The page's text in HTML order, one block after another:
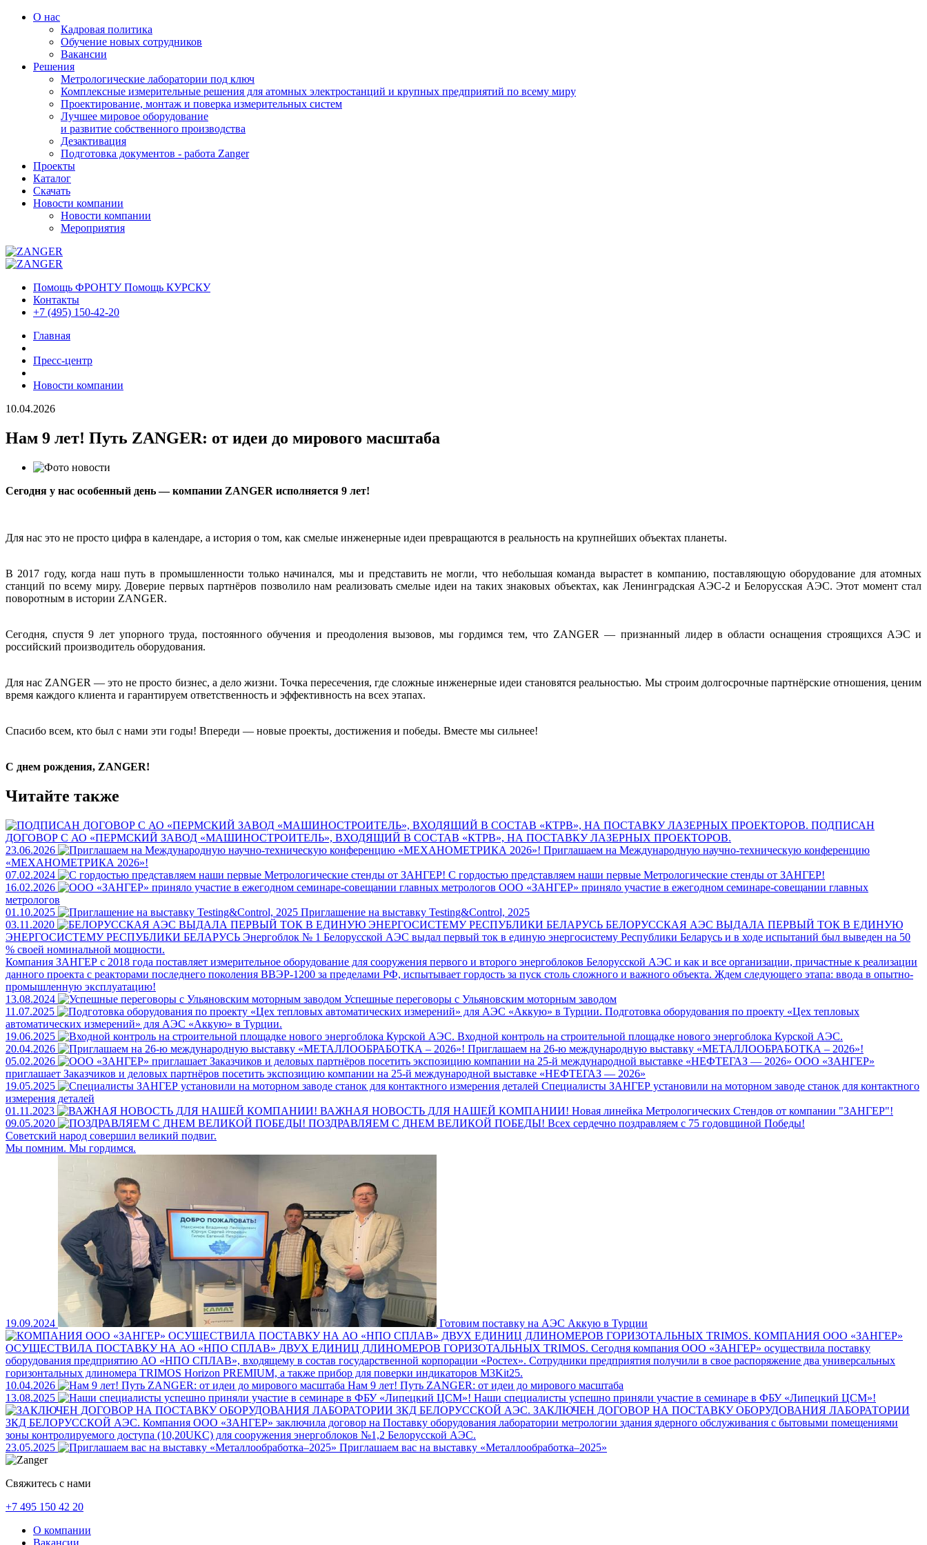
О нас
Кадровая политика
Обучение новых сотрудников
Вакансии
Решения
Метрологические лаборатории под ключ
Комплексные измерительные решения для атомных электростанций и крупных предприятий по всему миру
Проектирование, монтаж и поверка измерительных систем
Лучшее мировое оборудование
и развитие собственного производства
Дезактивация
Подготовка документов - работа Zanger
Проекты
Каталог
Скачать
Новости компании
Новости компании
Мероприятия
Помощь ФРОНТУ Помощь КУРСКУ
Контакты
+7 (495) 150-42-20
Главная
Пресс-центр
Новости компании
10.04.2026
Нам 9 лет! Путь ZANGER: от идеи до мирового масштаба
Сегодня у нас особенный день — компании ZANGER исполняется 9 лет!
Для нас это не просто цифра в календаре, а история о том, как смелые инженерные идеи превращаются в реальность на крупнейших объектах планеты.
В 2017 году, когда наш путь в промышленности только начинался, мы и представить не могли, что небольшая команда вырастет в компанию, поставляющую оборудование для атомных
станций по всему миру. Доверие первых партнёров позволило нам реализовать смелые идеи на таких знаковых объектах, как Ленинградская АЭС-2 и Белорусская АЭС. Этот момент стал
поворотным в истории ZANGER.
Сегодня, спустя 9 лет упорного труда, постоянного обучения и преодоления вызовов, мы гордимся тем, что ZANGER — признанный лидер в области оснащения строящихся АЭС и
российский производитель оборудования.
Для нас ZANGER — это не просто бизнес, а дело жизни. Точка пересечения, где сложные инженерные идеи становятся реальностью. Мы строим долгосрочные партнёрские отношения, ценим
время каждого клиента и гарантируем ответственность и эффективность на всех этапах.
Спасибо всем, кто был с нами эти годы! Впереди — новые проекты, достижения и победы. Вместе мы сильнее!
С днем рождения, ZANGER!
Читайте также
ПОДПИСАН
ДОГОВОР С АО «ПЕРМСКИЙ ЗАВОД «МАШИНОСТРОИТЕЛЬ», ВХОДЯЩИЙ В СОСТАВ «КТРВ», НА ПОСТАВКУ ЛАЗЕРНЫХ ПРОЕКТОРОВ.
23.06.2026
Приглашаем на Международную научно‑техническую конференцию
«МЕХАНОМЕТРИКА 2026»!
07.02.2024
С гордостью представляем наши первые Метрологические стенды от ЗАНГЕР!
16.02.2026
ООО «ЗАНГЕР» приняло участие в ежегодном семинаре‑совещании главных
метрологов
01.10.2025
Приглашение на выставку Testing&Control, 2025
03.11.2020
БЕЛОРУССКАЯ АЭС ВЫДАЛА ПЕРВЫЙ ТОК В ЕДИНУЮ
ЭНЕРГОСИСТЕМУ РЕСПУБЛИКИ БЕЛАРУСЬ Энергоблок № 1 Белорусской АЭС выдал первый ток в единую энергосистему Республики Беларусь и в ходе испытаний был выведен на 50
% своей номинальной мощности.
Компания ЗАНГЕР с 2018 года поставляет измерительное оборудование для сооружения первого и второго энергоблоков Белорусской АЭС и как и все организации, причастные к реализации
данного проекта с реакторами последнего поколения ВВЭР-1200 за пределами РФ, испытывает гордость за пуск столь сложного и важного объекта. Ждем следующего этапа: ввода в опытно-
промышленную эксплуатацию!
13.08.2024
Успешные переговоры с Ульяновским моторным заводом
11.07.2025
Подготовка оборудования по проекту «Цех тепловых
автоматических измерений» для АЭС «Аккую» в Турции.
19.06.2025
Входной контроль на строительной площадке нового энергоблока Курской АЭС.
20.04.2026
Приглашаем на 26-ю международную выставку «МЕТАЛЛООБРАБОТКА – 2026»!
05.02.2026
ООО «ЗАНГЕР»
приглашает Заказчиков и деловых партнёров посетить экспозицию компании на 25-й международной выставке «НЕФТЕГАЗ — 2026»
19.05.2025
Специалисты ЗАНГЕР установили на моторном заводе станок для контактного
измерения деталей
01.11.2023
ВАЖНАЯ НОВОСТЬ ДЛЯ НАШЕЙ КОМПАНИИ! Новая линейка Метрологических Стендов от компании "ЗАНГЕР"!
09.05.2020
ПОЗДРАВЛЯЕМ С ДНЕМ ВЕЛИКОЙ ПОБЕДЫ! Всех сердечно поздравляем с 75 годовщиной Победы!
Советский народ совершил великий подвиг.
Мы помним. Мы гордимся.
19.09.2024
Готовим поставку на АЭС Аккую в Турции
КОМПАНИЯ ООО «ЗАНГЕР»
ОСУЩЕСТВИЛА ПОСТАВКУ НА АО «НПО СПЛАВ» ДВУХ ЕДИНИЦ ДЛИНОМЕРОВ ГОРИЗОТАЛЬНЫХ TRIMOS. Сегодня компания ООО «ЗАНГЕР» осуществила поставку
оборудования предприятию АО «НПО СПЛАВ», входящему в состав государственной корпорации «Ростех». Сотрудники предприятия получили в свое распоряжение два универсальных
горизонтальных длиномера TRIMOS Horizon PREMIUM, а также прибор для поверки индикаторов M3Kit25.
10.04.2026
Нам 9 лет! Путь ZANGER: от идеи до мирового масштаба
13.08.2025
Наши специалисты успешно приняли участие в семинаре в ФБУ «Липецкий ЦСМ»!
ЗАКЛЮЧЕН ДОГОВОР НА ПОСТАВКУ ОБОРУДОВАНИЯ ЛАБОРАТОРИИ
ЗКД БЕЛОРУССКОЙ АЭС. Компания ООО «ЗАНГЕР» заключила договор на Поставку оборудования лаборатории метрологии здания ядерного обслуживания с бытовыми помещениями
зоны контролируемого доступа (10,20UKС) для сооружения энергоблоков №1,2 Белорусской АЭС.
23.05.2025
Приглашаем вас на выставку «Металлообработка–2025»
Свяжитесь с нами
+7 495 150 42 20
О компании
Вакансии